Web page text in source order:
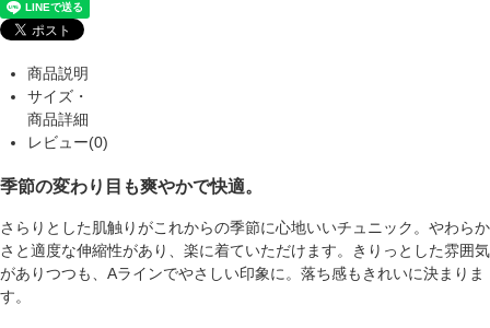
商品説明
サイズ・
商品詳細
レビュー(0)
季節の変わり目も爽やかで快適。
さらりとした肌触りがこれからの季節に心地いいチュニック。やわらか
さと適度な伸縮性があり、楽に着ていただけます。きりっとした雰囲気
がありつつも、Aラインでやさしい印象に。落ち感もきれいに決まりま
す。